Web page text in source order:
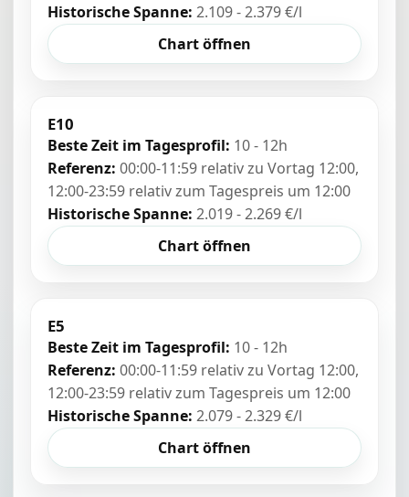
Historische Spanne: 2.109 - 2.379 €/l
Chart öffnen
E10
Beste Zeit im Tagesprofil: 10 - 12h
Referenz: 00:00-11:59 relativ zu Vortag 12:00,
12:00-23:59 relativ zum Tagespreis um 12:00
Historische Spanne: 2.019 - 2.269 €/l
Chart öffnen
E5
Beste Zeit im Tagesprofil: 10 - 12h
Referenz: 00:00-11:59 relativ zu Vortag 12:00,
12:00-23:59 relativ zum Tagespreis um 12:00
Historische Spanne: 2.079 - 2.329 €/l
Chart öffnen